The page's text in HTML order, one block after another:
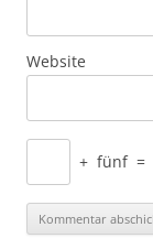
Website
+ fünf =